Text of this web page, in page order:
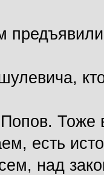
Тоже
есть
над